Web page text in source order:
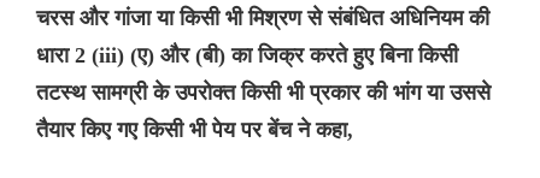
चरस और गांजा या किसी भी मिश्रण से संबंधित अधिनियम की
धारा 2 (iii) (ए) और (बी) का जिक्र करते हुए बिना किसी
तटस्थ सामग्री के उपरोक्त किसी भी प्रकार की भांग या उससे
तैयार किए गए किसी भी पेय पर बेंच ने कहा,